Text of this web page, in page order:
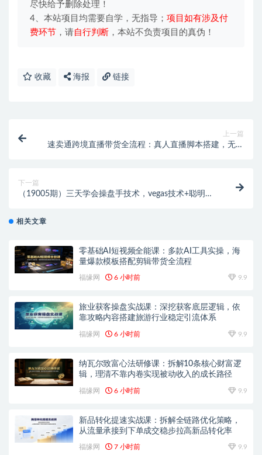
尽快给予删除处理！
4、本站项目均需要自学，无指导； 项目如有涉及付
费环节 ，请自行判断 ，本站不负责项目的真伪！
收藏 海报 链接
上一篇
速卖通跨境直播带货全流程：真人直播脚本搭建，无人
下一篇
（19005期）三天学会操盘手技术，vegas技术+聪明软
相关文章
零基础AI短视频全能课：多款AI工具实操，海
量爆款模板搭配剪辑带货全流程
福缘网 6 小时前 9.9
旅业获客操盘实战课：深挖获客底层逻辑，依
靠攻略内容搭建旅游行业稳定引流体系
福缘网 6 小时前 9.9
纳瓦尔致富心法研修课：拆解10条核心财富逻
辑，理清不靠内卷实现被动收入的成长路径
福缘网 6 小时前 9.9
新品转化提速实战课：拆解全链路优化策略，
从流量承接到下单成交稳步拉高新品转化率
福缘网 7 小时前 9.9